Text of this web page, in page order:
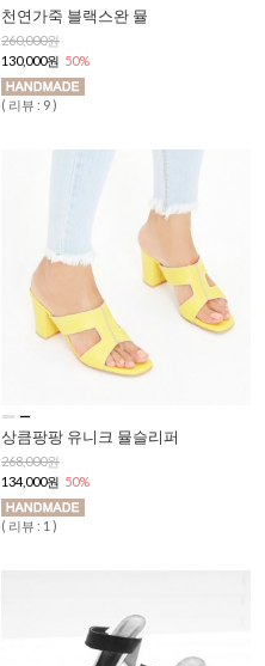
천연가죽 블랙스완 뮬
260,000원
130,000원 50%
( 리뷰 : 9 )
상큼팡팡 유니크 뮬슬리퍼
268,000원
134,000원 50%
( 리뷰 : 1 )